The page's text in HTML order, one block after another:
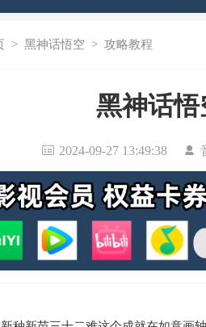
> 黑神话悟空 > 攻略教程
黑神话悟
2024-09-27 13:49:38